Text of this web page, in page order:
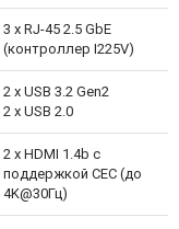
3 x RJ-45 2.5 GbE
(контроллер I225V)
2 x USB 3.2 Gen2
2 x USB 2.0
2 x HDMI 1.4b с
поддержкой CEC (до
4K@30Гц)